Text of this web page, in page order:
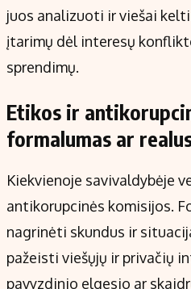
juos analizuoti ir viešai
įtarimų dėl interesų
sprendimų.
Etikos ir
formalumas ar
Kiekvienoje savivaldybėje
antikorupcinės komisijos.
nagrinėti skundus ir
pažeisti viešųjų ir privačių
pavyzdinio elgesio ar